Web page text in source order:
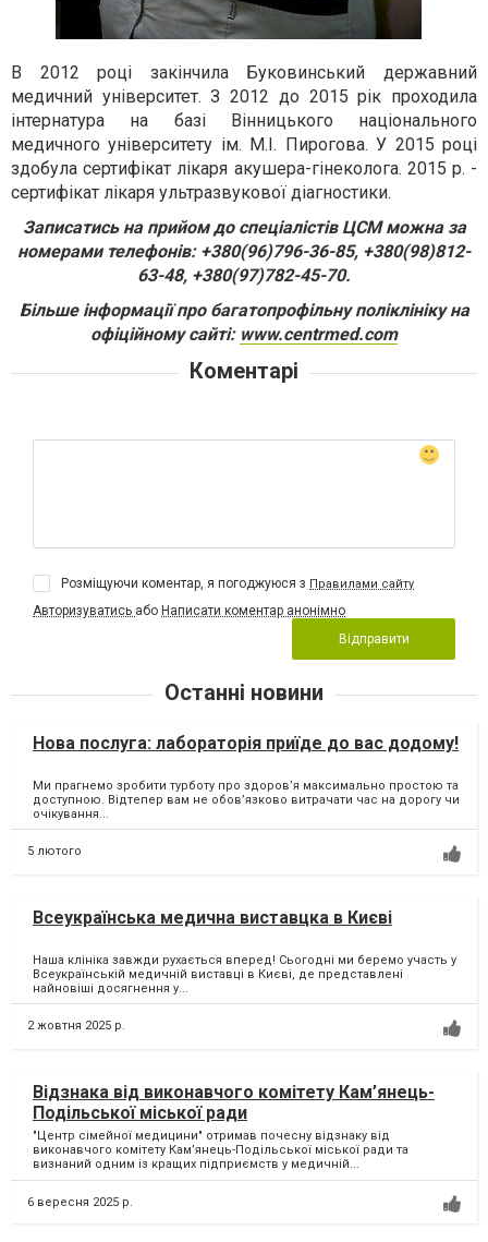
В 2012 році закінчила Буковинський державний
медичний університет. З 2012 до 2015 рік проходила
інтернатура на базі Вінницького національного
медичного університету ім. М.І. Пирогова. У 2015 році
здобула сертифікат лікаря акушера-гінеколога. 2015 р. -
сертифікат лікаря ультразвукової діагностики.
Записатись на прийом до спеціалістів ЦСМ можна за
номерами телефонів: +380(96)796-36-85, +380(98)812-
63-48, +380(97)782-45-70.
Більше інформації про багатопрофільну поліклініку на
офіційному сайті: www.centrmed.com
Коментарі
Розміщуючи коментар, я погоджуюся з Правилами сайту
Авторизуватись або Написати коментар анонімно
Відправити
Останні новини
Нова послуга: лабораторія приїде до вас додому!
Ми прагнемо зробити турботу про здоров’я максимально простою та
доступною. Відтепер вам не обов’язково витрачати час на дорогу чи
очікування...
5 лютого
Всеукраїнська медична виставцка в Києві
Наша клініка завжди рухається вперед! Сьогодні ми беремо участь у
Всеукраїнській медичній виставці в Києві, де представлені
найновіші досягнення у...
2 жовтня 2025 р.
Відзнака від виконавчого комітету Кам’янець-
Подільської міської ради
"Центр сімейної медицини" отримав почесну відзнаку від
виконавчого комітету Кам’янець-Подільської міської ради та
визнаний одним із кращих підприємств у медичній...
6 вересня 2025 р.